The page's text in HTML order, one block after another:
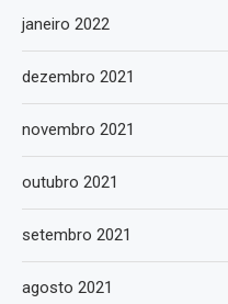
janeiro 2022
dezembro 2021
novembro 2021
outubro 2021
setembro 2021
agosto 2021